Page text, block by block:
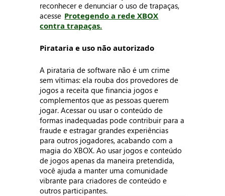
reconhecer e denunciar o uso de trapaças,
acesse Protegendo a rede XBOX
contra trapaças.
Pirataria e uso não autorizado
A pirataria de software não é um crime
sem vítimas: ela rouba dos provedores de
jogos a receita que financia jogos e
complementos que as pessoas querem
jogar. Acessar ou usar o conteúdo de
formas inadequadas pode contribuir para a
fraude e estragar grandes experiências
para outros jogadores, acabando com a
magia do XBOX. Ao usar jogos e conteúdo
de jogos apenas da maneira pretendida,
você ajuda a manter uma comunidade
vibrante para criadores de conteúdo e
outros participantes.